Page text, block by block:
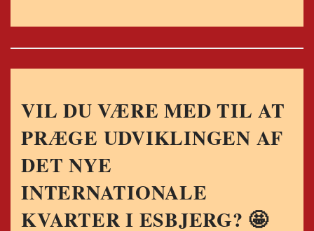
VIL DU VÆRE MED TIL AT
PRÆGE UDVIKLINGEN AF
DET NYE
INTERNATIONALE
KVARTER I ESBJERG? 🤩